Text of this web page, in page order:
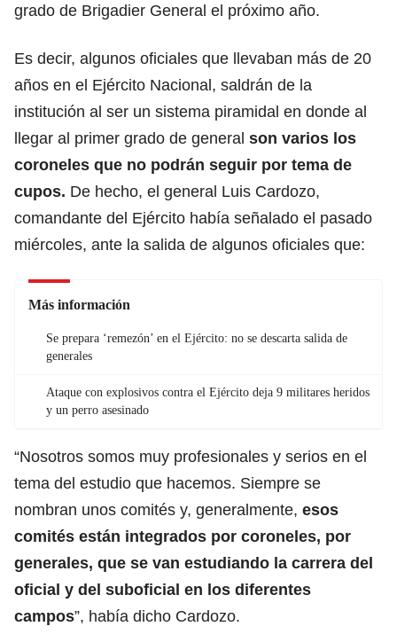
grado de Brigadier General el próximo año.
Es decir, algunos oficiales que llevaban más de 20
años en el Ejército Nacional, saldrán de la
institución al ser un sistema piramidal en donde al
llegar al primer grado de general son varios los
coroneles que no podrán seguir por tema de
cupos. De hecho, el general Luis Cardozo,
comandante del Ejército había señalado el pasado
miércoles, ante la salida de algunos oficiales que:
Más información
Se prepara ‘remezón’ en el Ejército: no se descarta salida de
generales
Ataque con explosivos contra el Ejército deja 9 militares heridos
y un perro asesinado
“Nosotros somos muy profesionales y serios en el
tema del estudio que hacemos. Siempre se
nombran unos comités y, generalmente, esos
comités están integrados por coroneles, por
generales, que se van estudiando la carrera del
oficial y del suboficial en los diferentes
campos”, había dicho Cardozo.